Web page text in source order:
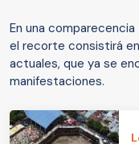
En una
el recorte consistirá
actuales, que ya se
manifestaciones.